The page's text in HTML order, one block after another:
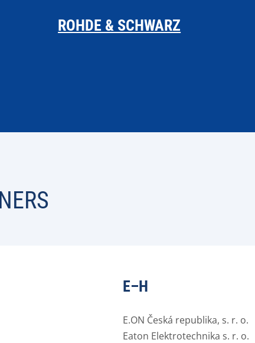
ROHDE & SCHWARZ
E–H
E.ON Česká republika, s. r. o.
Eaton Elektrotechnika s. r. o.